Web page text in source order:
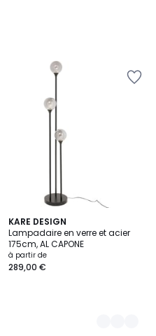
KARE DESIGN
Lampadaire en verre et acier
175cm, AL CAPONE
à partir de
289,00 €
2
Couleurs